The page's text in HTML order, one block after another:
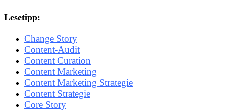
Lesetipp:
Change Story
Content-Audit
Content Curation
Content Marketing
Content Marketing Strategie
Content Strategie
Core Story